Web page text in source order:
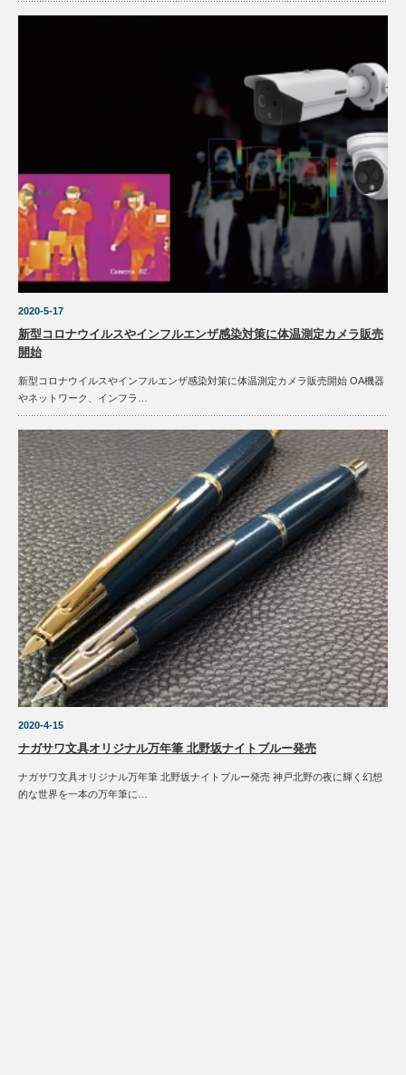
2020-5-17
新型コロナウイルスやインフルエンザ感染対策に体温測定カメラ販売
開始
新型コロナウイルスやインフルエンザ感染対策に体温測定カメラ販売開始 OA機器
やネットワーク、インフラ…
2020-4-15
ナガサワ文具オリジナル万年筆 北野坂ナイトブルー発売
ナガサワ文具オリジナル万年筆 北野坂ナイトブルー発売 神戸北野の夜に輝く幻想
的な世界を一本の万年筆に…